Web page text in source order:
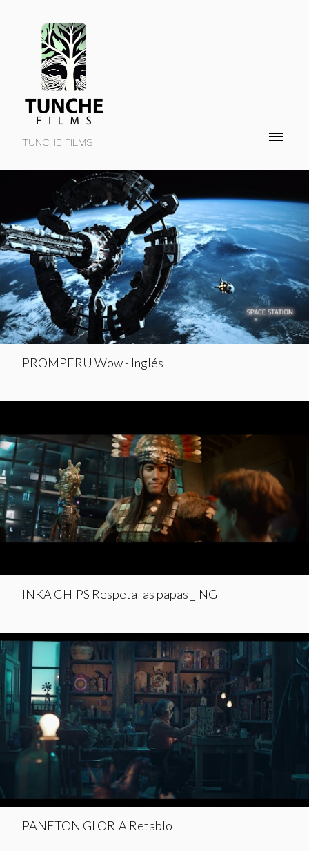
TUNCHE FILMS
PROMPERU Wow - Inglés
INKA CHIPS Respeta las papas _ING
PANETON GLORIA Retablo